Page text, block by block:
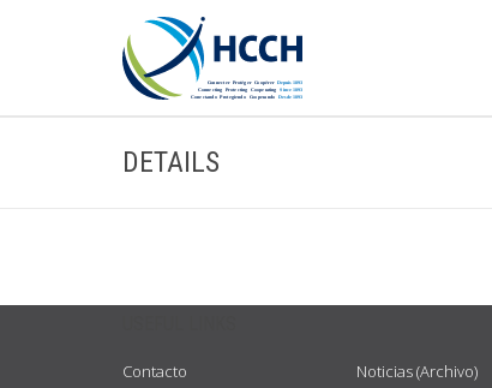
DETAILS
Contacto
Noticias (Archivo)